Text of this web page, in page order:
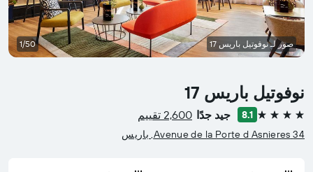
نوفوتيل باريس 17
4 نجوم 8.1 جيد جدًا 2,600 تقييم
34 Avenue de la Porte d Asnieres, باريس
صور لـ نوفوتيل باريس 17 1/50